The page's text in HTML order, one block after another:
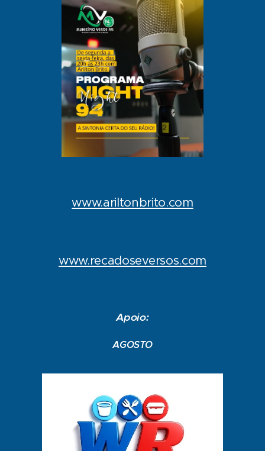
www.ariltonbrito.com
www.recadoseversos.com
Apoio:
AGOSTO